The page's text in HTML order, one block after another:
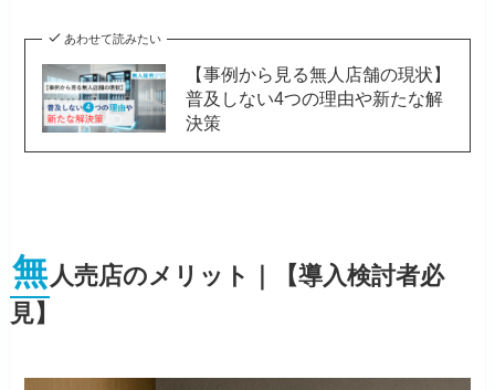
あわせて読みたい
【事例から見る無人店舗の現状】
普及しない4つの理由や新たな解
決策
無人売店のメリット｜【導入検討者必
見】